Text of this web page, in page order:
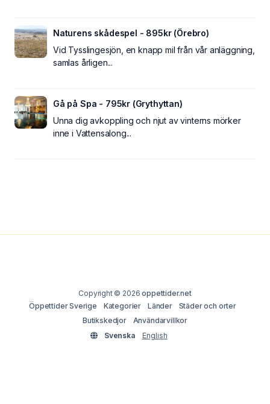
Naturens skådespel - 895kr (Örebro)
Vid Tysslingesjön, en knapp mil från vår anläggning,
samlas årligen...
Gå på Spa - 795kr (Grythyttan)
Unna dig avkoppling och njut av vinterns mörker
inne i Vattensalong...
Copyright © 2026oppettider.net
Öppettider Sverige
Kategorier Länder
Städer och orter
Butikskedjor
Användarvillkor
Svenska
English